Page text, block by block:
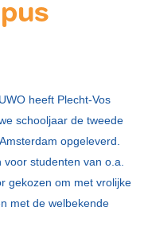
heeft Plecht-Vos
schooljaar de tweede
opgeleverd.
studenten van o.a.
gekozen om met vrolijke
met de welbekende